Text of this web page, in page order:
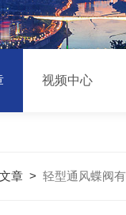
视频中心
章> 轻型通风蝶阀